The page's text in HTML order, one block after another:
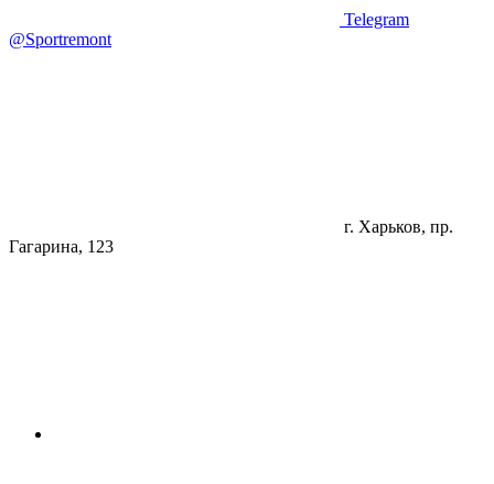
Telegram
@Sportremont
г. Харьков, пр.
Гагарина, 123